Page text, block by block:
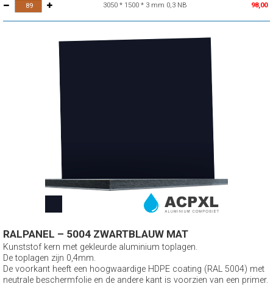
3050 * 1500 * 3 mm 0,3 NB 98,00
RALPANEL – 5004 ZWARTBLAUW MAT
Kunststof kern met gekleurde aluminium toplagen.
De toplagen zijn 0,4mm.
De voorkant heeft een hoogwaardige HDPE coating (RAL 5004) met
neutrale beschermfolie en de andere kant is voorzien van een primer.